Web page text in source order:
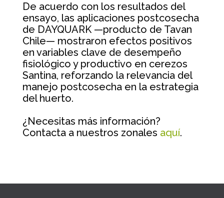
De acuerdo con los resultados del
ensayo, las aplicaciones postcosecha
de DAYQUARK —producto de Tavan
Chile— mostraron efectos positivos
en variables clave de desempeño
fisiológico y productivo en cerezos
Santina, reforzando la relevancia del
manejo postcosecha en la estrategia
del huerto.
¿Necesitas más información?
Contacta a nuestros zonales aquí.